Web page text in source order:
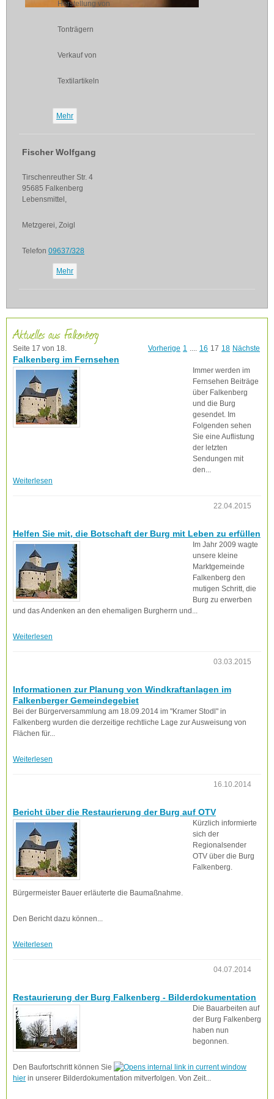
Herstellung von
Tonträgern
Verkauf von
Textilartikeln
Mehr
Fischer Wolfgang
Tirschenreuther Str. 4
95685 Falkenberg
Lebensmittel,
Metzgerei, Zoigl
Telefon 09637/328
Mehr
Aktuelles aus Falkenberg
Seite 17 von 18. Vorherige 1 .... 16 17 18 Nächste
Falkenberg im Fernsehen
Immer werden im
Fernsehen Beiträge
über Falkenberg
und die Burg
gesendet. Im
Folgenden sehen
Sie eine Auflistung
der letzten
Sendungen mit
den...
Weiterlesen
22.04.2015
Helfen Sie mit, die Botschaft der Burg mit Leben zu erfüllen
Im Jahr 2009 wagte
unsere kleine
Marktgemeinde
Falkenberg den
mutigen Schritt, die
Burg zu erwerben
und das Andenken an den ehemaligen Burgherrn und...
Weiterlesen
03.03.2015
Informationen zur Planung von Windkraftanlagen im
Falkenberger Gemeindegebiet
Bei der Bürgerversammlung am 18.09.2014 im "Kramer Stodl" in
Falkenberg wurden die derzeitige rechtliche Lage zur Ausweisung von
Flächen für...
Weiterlesen
16.10.2014
Bericht über die Restaurierung der Burg auf OTV
Kürzlich informierte
sich der
Regionalsender
OTV über die Burg
Falkenberg.
Bürgermeister Bauer erläuterte die Baumaßnahme.
Den Bericht dazu können...
Weiterlesen
04.07.2014
Restaurierung der Burg Falkenberg - Bilderdokumentation
Die Bauarbeiten auf
der Burg Falkenberg
haben nun
begonnen.
Den Baufortschritt können Sie
hier in unserer Bilderdokumentation mitverfolgen. Von Zeit...